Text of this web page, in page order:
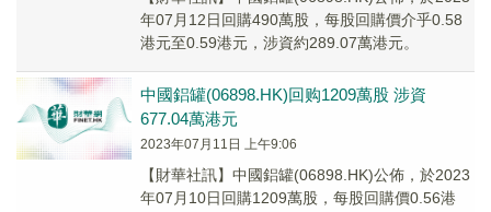
年07月12日回購490萬股，每股回購價介乎0.58
港元至0.59港元，涉資約289.07萬港元。
中國鋁罐(06898.HK)回购1209萬股 涉資
677.04萬港元
2023年07月11日 上午9:06
【財華社訊】中國鋁罐(06898.HK)公佈，於2023
年07月10日回購1209萬股，每股回購價0.56港